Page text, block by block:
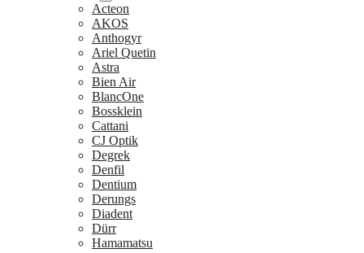
Acteon
AKOS
Anthogyr
Ariel Quetin
Astra
Bien Air
BlancOne
Bossklein
Cattani
CJ Optik
Degrek
Denfil
Dentium
Derungs
Diadent
Dürr
Hamamatsu